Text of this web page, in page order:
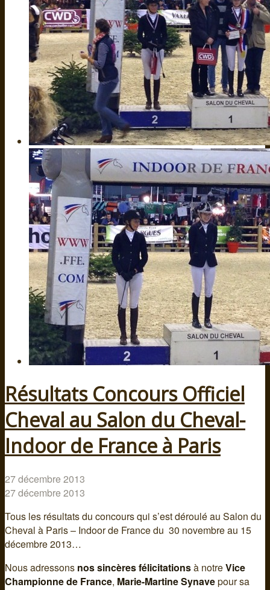
Résultats Concours Officiel
Cheval au Salon du Cheval-
Indoor de France à Paris
27 décembre 2013
27 décembre 2013
Tous les résultats du concours qui s’est déroulé au Salon du
Cheval à Paris – Indoor de France du 30 novembre au 15
décembre 2013…
Nous adressons nos sincères félicitationsà notreVice
Championne de France, Marie-Martine Synavepour sa